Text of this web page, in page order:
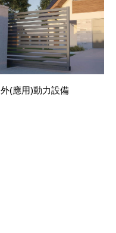
外(應用)動力設備